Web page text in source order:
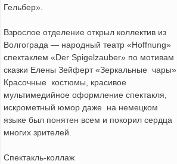
Гельбер».
Взрослое отделение открыл коллектив из
Волгограда — народный театр «Hoffnung»
спектаклем «Der Spigelzauber» по мотивам
сказки Елены Зейферт «Зеркальные чары».
Красочные костюмы, красивое
мультимедийное оформление спектакля,
искрометный юмор даже на немецком
языке был понятен всем и покорил сердца
многих зрителей.
Спектакль-коллаж